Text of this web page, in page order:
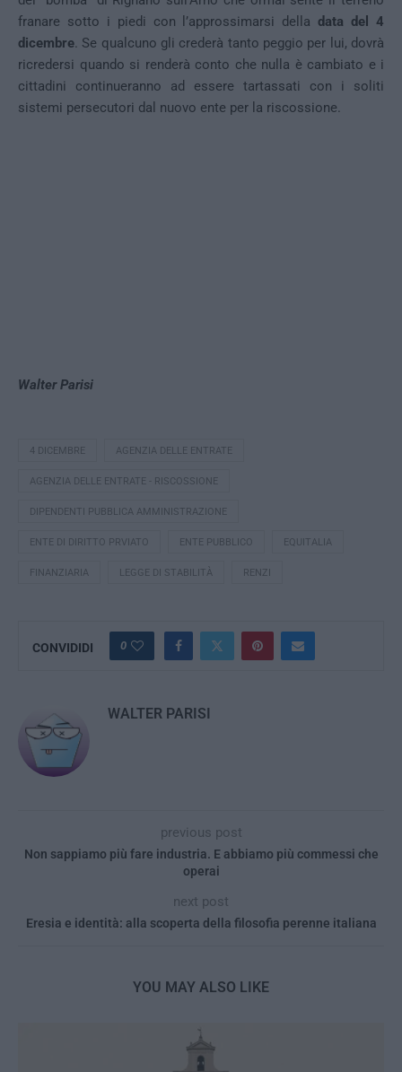
franare sotto i piedi con l’approssimarsi delladata del 4
dicembre. Se qualcuno gli crederà tanto peggio per lui, dovrà
ricredersi quando si renderà conto che nulla è cambiato e i
cittadini continueranno ad essere tartassati con i soliti
sistemi persecutori dal nuovo ente per la riscossione.
Walter Parisi
4 DICEMBRE AGENZIA DELLE ENTRATE
AGENZIA DELLE ENTRATE - RISCOSSIONE
DIPENDENTI PUBBLICA AMMINISTRAZIONE
ENTE DI DIRITTO PRVIATO ENTE PUBBLICO EQUITALIA
FINANZIARIA LEGGE DI STABILITÀ RENZI
CONVIDIDI 0
WALTER PARISI
previous post
Non sappiamo più fare industria. E abbiamo più commessi che
operai
next post
Eresia e identità: alla scoperta della filosofia perenne italiana
YOU MAY ALSO LIKE